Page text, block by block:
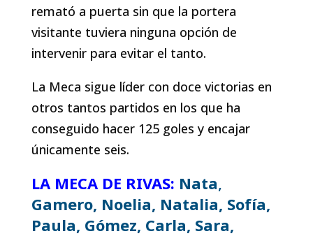
remató a puerta sin que la portera
visitante tuviera ninguna opción de
intervenir para evitar el tanto.
La Meca sigue líder con doce victorias en
otros tantos partidos en los que ha
conseguido hacer 125 goles y encajar
únicamente seis.
LA MECA DE RIVAS: Nata,
Gamero, Noelia, Natalia, Sofía,
Paula, Gómez, Carla, Sara,